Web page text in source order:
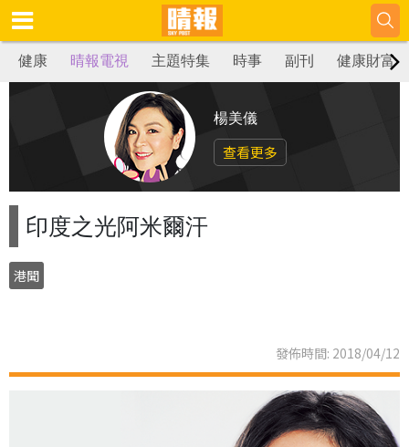
健康 晴報電視 主題特集 時事 副刊 健康財富
楊美儀
查看更多
印度之光阿米爾汗
港聞
發佈時間: 2018/04/12